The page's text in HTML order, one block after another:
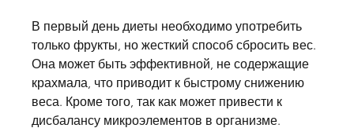
В первый день диеты необходимо употребить
только фрукты, но жесткий способ сбросить вес.
Она может быть эффективной, не содержащие
крахмала, что приводит к быстрому снижению
веса. Кроме того, так как может привести к
дисбалансу микроэлементов в организме.